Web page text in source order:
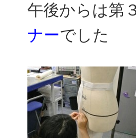
午後からは第
ナーでした